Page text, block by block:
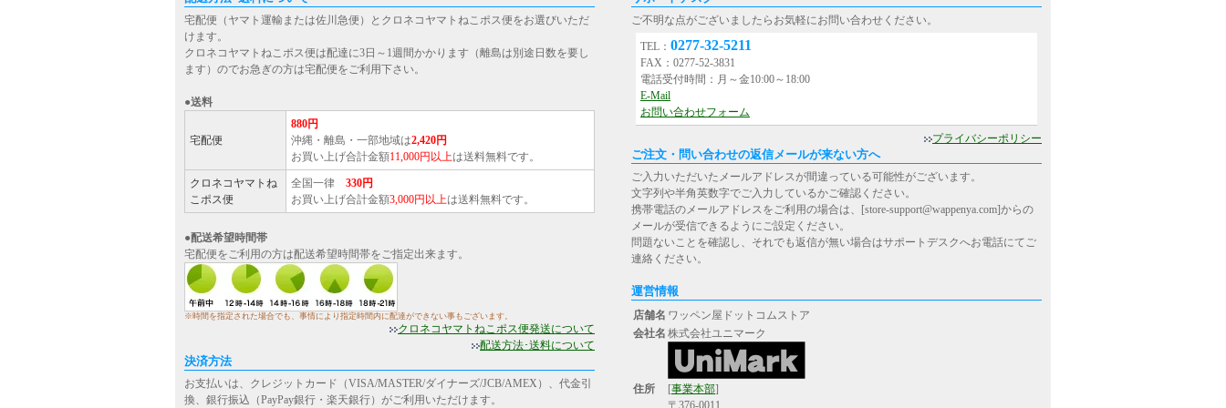
宅配便（ヤマト運輸または佐川急便）とクロネコヤマトねこポス便をお選びいただ
けます。
クロネコヤマトねこポス便は配達に3日～1週間かかります（離島は別途日数を要し
ます）のでお急ぎの方は宅配便をご利用下さい。
●送料
宅配便
880円
沖縄・離島・一部地域は2,420円
お買い上げ合計金額11,000円以上は送料無料です。
クロネコヤマトね
こポス便
全国一律 330円
お買い上げ合計金額3,000円以上は送料無料です。
●配送希望時間帯
宅配便をご利用の方は配送希望時間帯をご指定出来ます。
※時間を指定された場合でも、事情により指定時間内に配達ができない事もございます。
クロネコヤマトねこポス便発送について
配送方法･送料について
決済方法
お支払いは、クレジットカード（VISA/MASTER/ダイナーズ/JCB/AMEX）、代金引
換、銀行振込（PayPay銀行・楽天銀行）がご利用いただけます。
ご不明な点がございましたらお気軽にお問い合わせください。
TEL： 0277-32-5211
FAX：0277-52-3831
電話受付時間：月～金10:00～18:00
E-Mail
お問い合わせフォーム
プライバシーポリシー
ご注文・問い合わせの返信メールが来ない方へ
ご入力いただいたメールアドレスが間違っている可能性がございます。
文字列や半角英数字でご入力しているかご確認ください。
携帯電話のメールアドレスをご利用の場合は、[store-support@wappenya.com]からの
メールが受信できるようにご設定ください。
問題ないことを確認し、それでも返信が無い場合はサポートデスクへお電話にてご
連絡ください。
運営情報
店舗名 ワッペン屋ドットコムストア
会社名 株式会社ユニマーク
住所 [事業本部]
〒376-0011